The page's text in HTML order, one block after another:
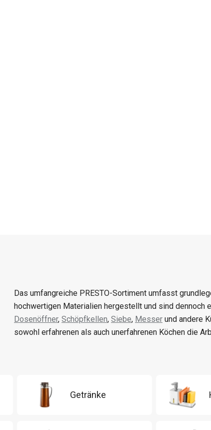
Das umfangreiche PRESTO-Sortiment umfasst
hochwertigen Materialien hergestellt und sind dennoch
Dosenöffner, Schöpfkellen, Siebe, Messer und andere
sowohl erfahrenen als auch unerfahrenen Köchen die
Getränke